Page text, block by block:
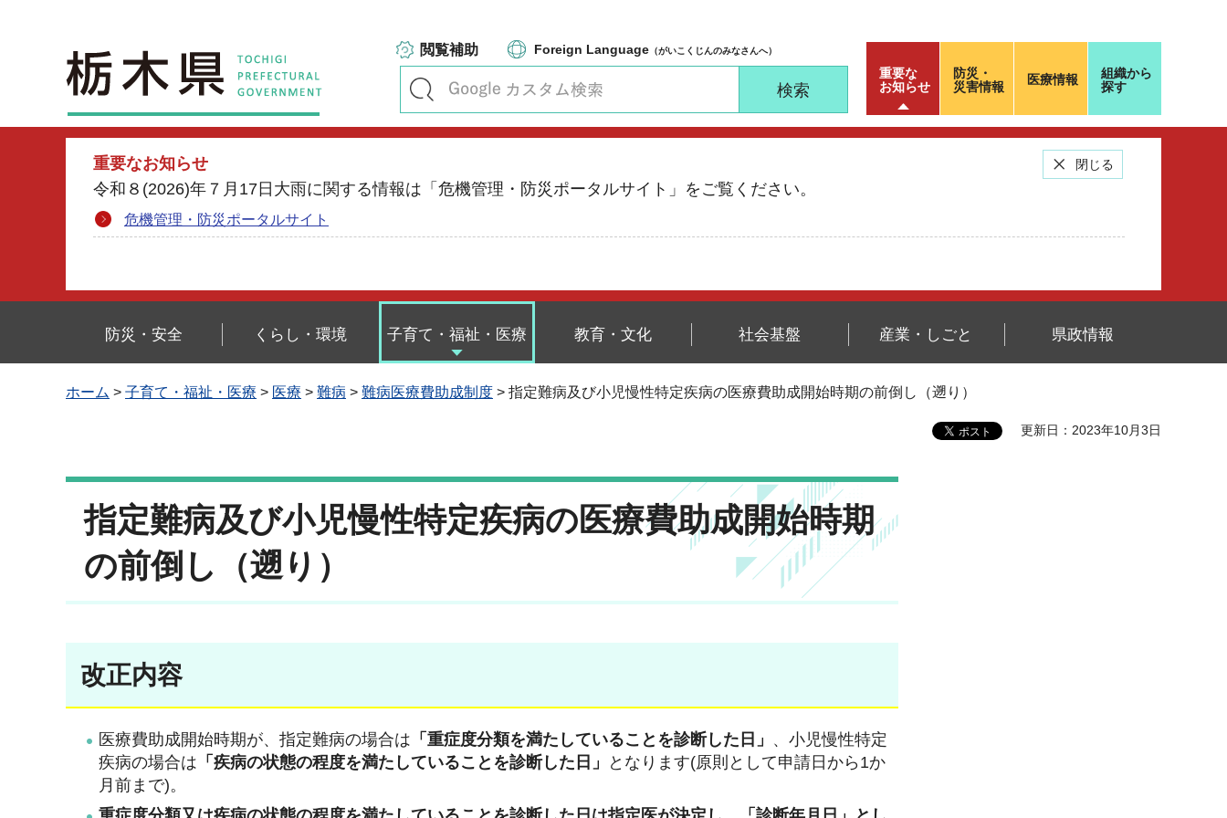
栃木県
閲覧補助 Foreign Language （がいこくじんのみなさんへ）
重要な
お知らせ
重要なお知らせ
令和８(2026)年７月17日大雨に関する情報は「危機管理・防災ポータルサイト」をご覧ください。
危機管理・防災ポータルサイト
閉じる
防災・
災害情報
医療情報
組織から
探す
防災・安全 くらし・環境 子育て・福祉・医療 教育・文化 社会基盤 産業・しごと 県政情報
ホーム > 子育て・福祉・医療 > 医療 > 難病 > 難病医療費助成制度 > 指定難病及び小児慢性特定疾病の医療費助成開始時期の前倒し（遡り）
更新日：2023年10月3日
指定難病及び小児慢性特定疾病の医療費助成開始時期
の前倒し（遡り）
改正内容
医療費助成開始時期が、指定難病の場合は 「重症度分類を満たしていることを診断した日」 、小児慢性特定
疾病の場合は 「疾病の状態の程度を満たしていることを診断した日」
となります(原則として申請日から1か
月前まで)。